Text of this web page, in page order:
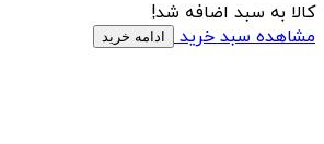
کالا به سبد اضافه شد!
مشاهده سبد خرید
ادامه خرید